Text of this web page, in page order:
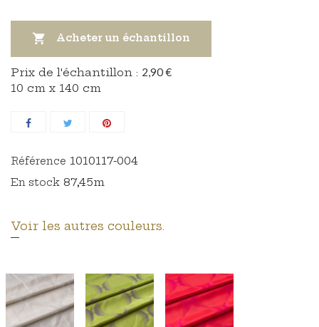
 Acheter un échantillon
Prix ​​de l'échantillon : 2,90 €
10 cm x 140 cm
Référence 1010117-004
En stock 87,45m
Voir les autres couleurs.